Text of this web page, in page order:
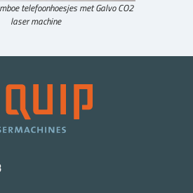
telefoonhoesjes met Galvo CO2
laser machine